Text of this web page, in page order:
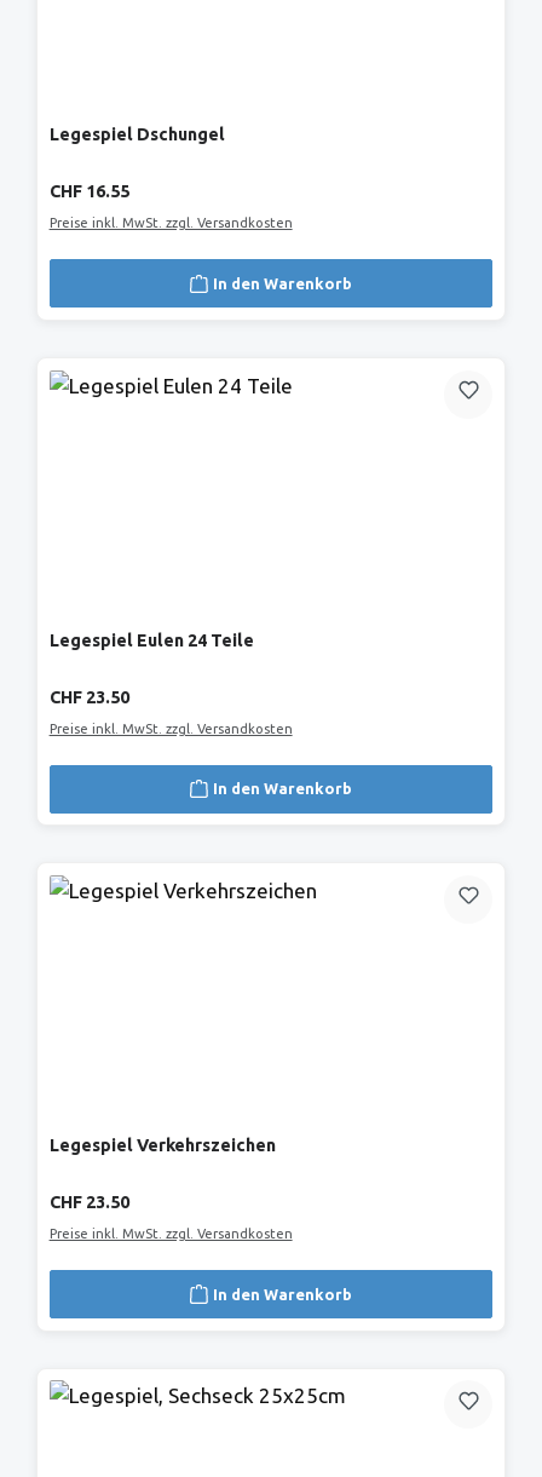
Legespiel Dschungel
Regulärer Preis:
CHF 16.55
Preise inkl. MwSt. zzgl. Versandkosten
In den Warenkorb
Legespiel Eulen 24 Teile
Regulärer Preis:
CHF 23.50
Preise inkl. MwSt. zzgl. Versandkosten
In den Warenkorb
Legespiel Verkehrszeichen
Regulärer Preis:
CHF 23.50
Preise inkl. MwSt. zzgl. Versandkosten
In den Warenkorb